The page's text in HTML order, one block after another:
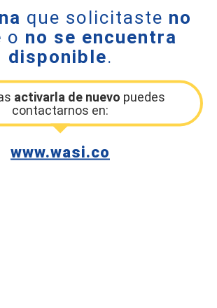
que solicitaste no
o no se encuentra
disponible.
activarla de nuevo puedes
contactarnos en:
www.wasi.co